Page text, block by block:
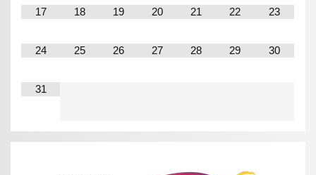
17 18 19 20 21 22 23
24 25 26 27 28 29 30
31